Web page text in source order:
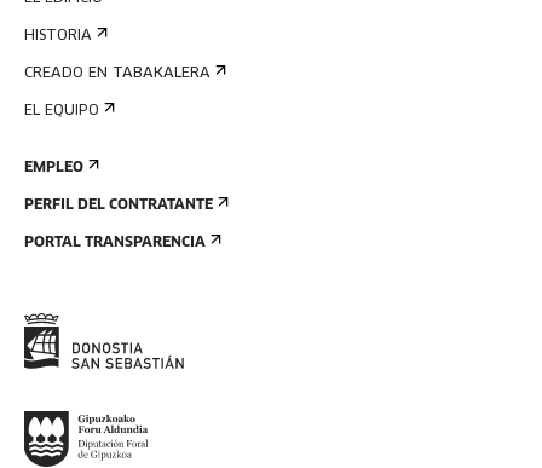
HISTORIA
CREADO EN TABAKALERA
EL EQUIPO
EMPLEO
PERFIL DEL CONTRATANTE
PORTAL TRANSPARENCIA